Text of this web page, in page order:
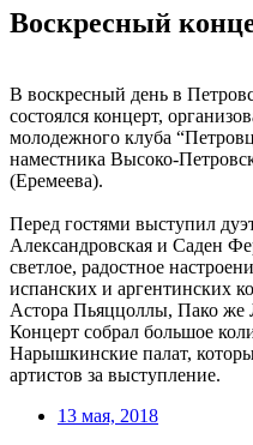
Воскресный
В воскресный день в
состоялся концерт,
молодежного клуба
наместника Высоко-
(Еремеева).
Перед гостями выступил
Александровская и Саден
светлое, радостное
испанских и аргентинских
Астора Пьяццоллы, Пако же
Концерт собрал большое
Нарышкинские палат,
артистов за выступление.
13 мая, 2018